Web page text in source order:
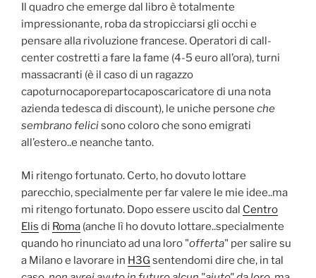
Il quadro che emerge dal libro è totalmente
impressionante, roba da stropicciarsi gli occhi e
pensare alla rivoluzione francese. Operatori di call-
center costretti a fare la fame (4-5 euro all’ora), turni
massacranti (è il caso di un ragazzo
capoturnocaporepartocaposcaricatore di una nota
azienda tedesca di discount), le uniche persone che
sembrano felicisono coloro che sono emigrati
all’estero..e neanche tanto.
Mi ritengo fortunato. Certo, ho dovuto lottare
parecchio, specialmente per far valere le mie idee..ma
mi ritengo fortunato. Dopo essere uscito dal Centro
Elis di Roma (anche lì ho dovuto lottare..specialmente
quando ho rinunciato ad una loro "offerta" per salire su
a Milano e lavorare in H3G sentendomi dire che, in tal